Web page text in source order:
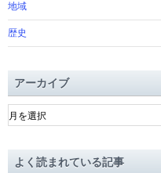
地域
歴史
アーカイブ
ア
ー
ブよく読まれている記事